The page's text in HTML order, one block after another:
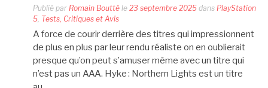
Publié par Romain Boutté le 23 septembre 2025 dans PlayStation
5 Tests, Critiques et Avis
A force de courir derrière des titres qui impressionnent
de plus en plus par leur rendu réaliste on en oublierait
presque qu’on peut s’amuser même avec un titre qui
n’est pas un AAA. Hyke : Northern Lights est un titre